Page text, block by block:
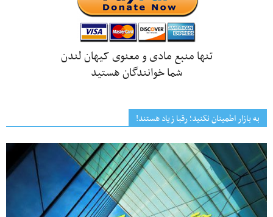
تنها منبع مادی و معنوی کیهان لندن
شما خوانندگان هستید
به بازار اطمینان نکنید؛ رقبا زیاد هستند!